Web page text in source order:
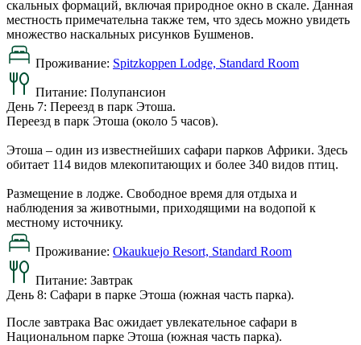
скальных формаций, включая природное окно в скале. Данная
местность примечательна также тем, что здесь можно увидеть
множество наскальных рисунков Бушменов.
Проживание: Spitzkoppen Lodge, Standard Room
Питание: Полупансион
День 7: Переезд в парк Этоша.
Переезд в парк Этоша (около 5 часов).
Этоша – один из известнейших сафари парков Африки. Здесь
обитает 114 видов млекопитающих и более 340 видов птиц.
Размещение в лодже. Свободное время для отдыха и
наблюдения за животными, приходящими на водопой к
местному источнику.
Проживание: Okaukuejo Resort, Standard Room
Питание: Завтрак
День 8: Сафари в парке Этоша (южная часть парка).
После завтрака Вас ожидает увлекательное сафари в
Национальном парке Этоша (южная часть парка).